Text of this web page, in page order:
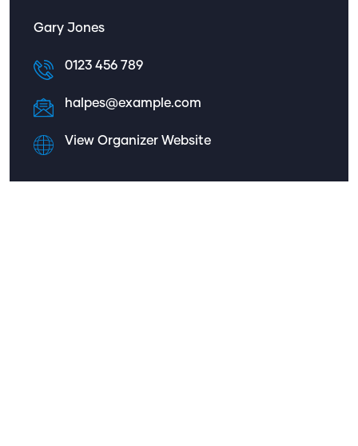
Gary Jones
0123 456 789
halpes@example.com
View Organizer Website